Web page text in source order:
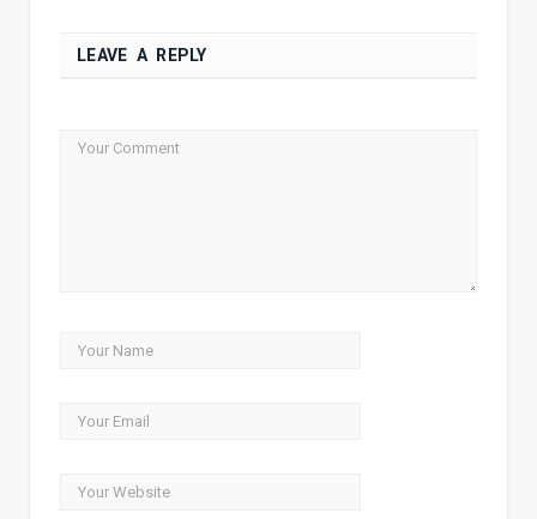
LEAVE A REPLY